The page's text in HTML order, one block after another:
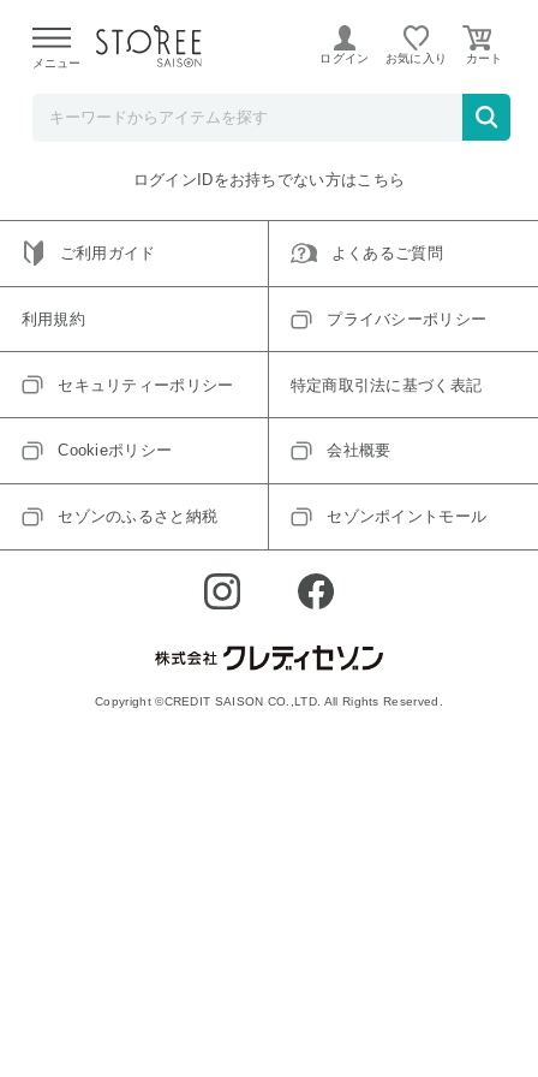
よる配送遅延が発生しております。
メニュー ログイン お気に入り
ご指定のアイテムは取り扱い終了、またはただいま取り扱い
トップへ戻る
ログインIDをお持ちでない方はこちら
ご利用ガイド よくあるご質問
利用規約 プライバシーポリシー
セキュリティーポリシー 特定商取引法に基づく表記
Cookieポリシー 会社概要
セゾンのふるさと納税 セゾンポイントモール
Copyright ©CREDIT SAISON CO.,LTD. All Rights Reserved.